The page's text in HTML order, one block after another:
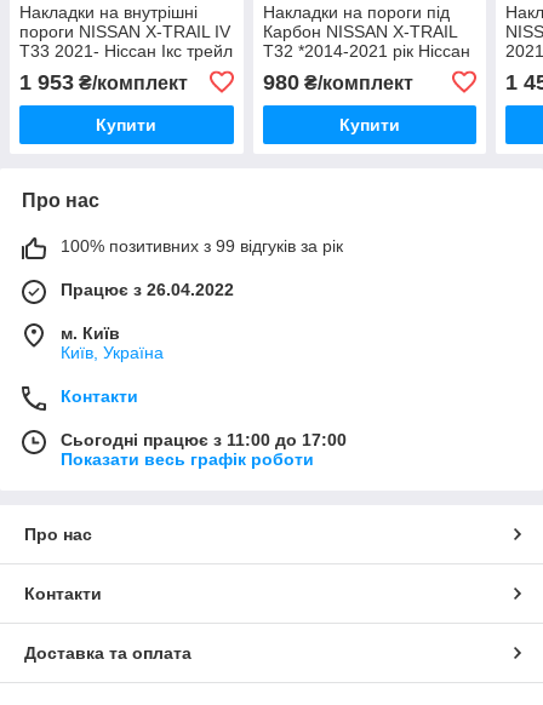
Накладки на внутрішні
пороги NISSAN X-TRAIL IV
T33 2021- Ніссан Ікс трейл
Нерж BLACK комплект 4
одиниці
1 953 ₴/комплект
Купити
Накладки на пороги під
Карбон NISSAN X-TRAIL
T32 *2014-2021 рік Ніссан
Нерж з логотипом
комплект 4 одиниці
980₴/комплект
Купити
1
Про нас
100% позитивних з 99 відгуків за рік
Працює з 26.04.2022
м. Київ
Київ, Україна
Контакти
Сьогодні працює з 11:00 до 17:00
Показати весь графік роботи
Про нас
Контакти
Доставка та оплата